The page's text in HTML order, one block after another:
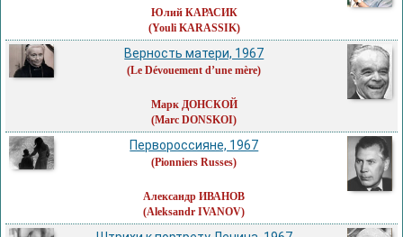
Юлий КАРАСИК
(Youli KARASSIK)
Верность матери, 1967
(Le Dévouement d’une mère)
Марк ДОНСКОЙ
(Marc DONSKOI)
Первороссияне, 1967
(Pionniers Russes)
Александр ИВАНОВ
(Aleksandr IVANOV)